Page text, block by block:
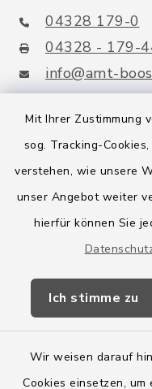
Mit Ihrer Zustimmung
sog. Tracking-
verstehen, wie unsere
unser Angebot weiter
hierfür können Sie
Ich stimme zu
Wir weisen darauf
Cookies einsetzen,
04328 179-0
04328 - 179-
info@amt-
Quicklinks
Amt Boostedt-
Amtsbroschüre
Wege-